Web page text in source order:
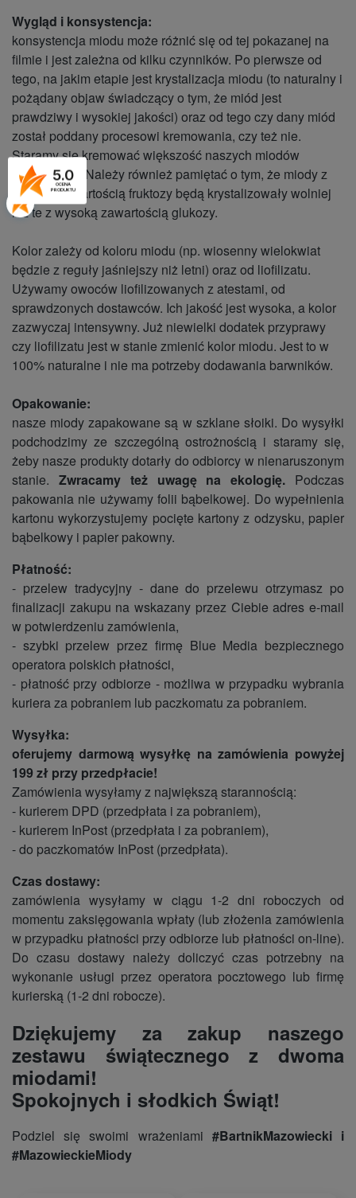
Wygląd i konsystencja:
konsystencja miodu może różnić się od tej pokazanej na
filmie i jest zależna od kilku czynników. Po pierwsze od
tego, na jakim etapie jest krystalizacja miodu (to naturalny i
pożądany objaw świadczący o tym, że miód jest
prawdziwy i wysokiej jakości) oraz od tego czy dany miód
został poddany procesowi kremowania, czy też nie.
Staramy się kremować większość naszych miodów
smakowych. Należy również pamiętać o tym, że miody z
wysoką zawartością fruktozy będą krystalizowały wolniej
niż te z wysoką zawartością glukozy.
Kolor zależy od koloru miodu (np. wiosenny wielokwiat
będzie z reguły jaśniejszy niż letni) oraz od liofilizatu.
Używamy owoców liofilizowanych z atestami, od
sprawdzonych dostawców. Ich jakość jest wysoka, a kolor
zazwyczaj intensywny. Już niewielki dodatek przyprawy
czy liofilizatu jest w stanie zmienić kolor miodu. Jest to w
100% naturalne i nie ma potrzeby dodawania barwników.
Opakowanie:
nasze miody zapakowane są w szklane słoiki. Do wysyłki
podchodzimy ze szczególną ostrożnością i staramy się,
żeby nasze produkty dotarły do odbiorcy w nienaruszonym
stanie. Zwracamy też uwagę na ekologię. Podczas
pakowania nie używamy folii bąbelkowej. Do wypełnienia
kartonu wykorzystujemy pocięte kartony z odzysku, papier
bąbelkowy i papier pakowny.
Płatność:
- przelew tradycyjny - dane do przelewu otrzymasz po
finalizacji zakupu na wskazany przez Ciebie adres e-mail
w potwierdzeniu zamówienia,
- szybki przelew przez firmę Blue Media bezpiecznego
operatora polskich płatności,
- płatność przy odbiorze - możliwa w przypadku wybrania
kuriera za pobraniem lub paczkomatu za pobraniem.
Wysyłka:
oferujemy darmową wysyłkę na zamówienia powyżej
199 zł przy przedpłacie!
Zamówienia wysyłamy z największą starannością:
- kurierem DPD (przedpłata i za pobraniem),
- kurierem InPost (przedpłata i za pobraniem),
- do paczkomatów InPost (przedpłata).
Czas dostawy:
zamówienia wysyłamy w ciągu 1-2 dni roboczych od
momentu zaksięgowania wpłaty (lub złożenia zamówienia
w przypadku płatności przy odbiorze lub płatności on-line).
Do czasu dostawy należy doliczyć czas potrzebny na
wykonanie usługi przez operatora pocztowego lub firmę
kurierską (1-2 dni robocze).
Dziękujemy za zakup naszego
zestawu świątecznego z dwoma
miodami!
Spokojnych i słodkich Świąt!
Podziel się swoimi wrażeniami #BartnikMazowiecki i
#MazowieckieMiody
5.0
OCENA
PRODUKTU